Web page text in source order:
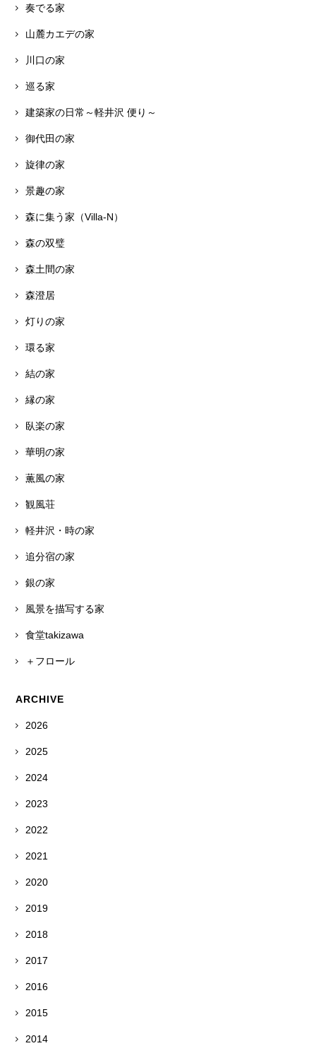
奏でる家
山麓カエデの家
川口の家
巡る家
建築家の日常～軽井沢 便り～
御代田の家
旋律の家
景趣の家
森に集う家（Villa-N）
森の双璧
森土間の家
森澄居
灯りの家
環る家
結の家
縁の家
臥楽の家
華明の家
薫風の家
観風荘
軽井沢・時の家
追分宿の家
銀の家
風景を描写する家
食堂takizawa
＋フロール
ARCHIVE
2026
2025
2024
2023
2022
2021
2020
2019
2018
2017
2016
2015
2014